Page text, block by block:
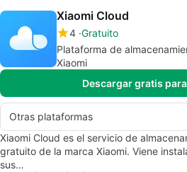
Xiaomi Cloud
4 Gratuito
Plataforma de
Xiaomi
Descargar gratis
Otras plataformas
Xiaomi Cloud es el servicio de
gratuito de la marca Xiaomi. Viene
sus…